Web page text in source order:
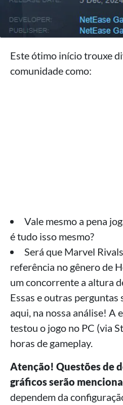
Este ótimo início trouxe
comunidade como:
Vale mesmo a pena
é tudo isso mesmo?
Será que Marvel
referência no gênero de
um concorrente a altura
Essas e outras perguntas
aqui, na nossa análise! A
testou o jogo no PC (via
horas de gameplay.
Atenção! Questões de
gráficos serão
dependem da